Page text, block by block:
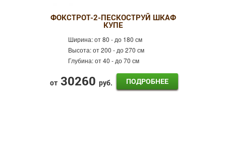
ФОКСТРОТ-2-ПЕСКОСТРУЙ ШКАФ
КУПЕ
Ширина:от 80 - до 180 см
Высота:от 200 - до 270 см
Глубина:от 40 - до 70 см
от 30260 руб. ПОДРОБНЕЕ